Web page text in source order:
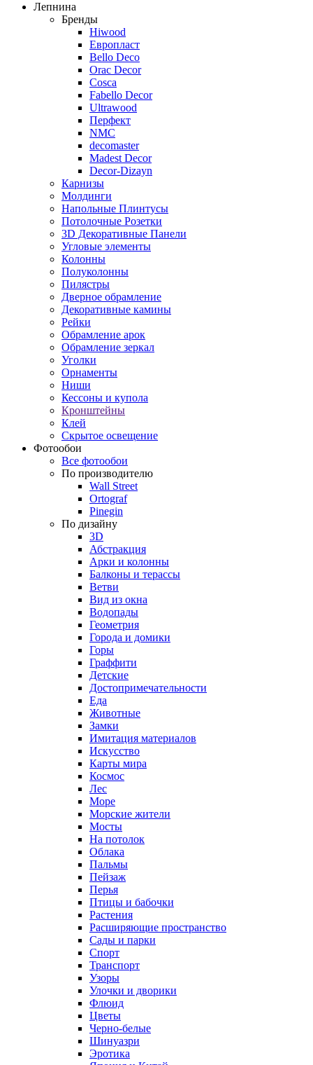
Лепнина
Бренды
Hiwood
Европласт
Bello Deco
Orac Decor
Cosca
Fabello Decor
Ultrawood
Перфект
NMC
decomaster
Madest Decor
Decor-Dizayn
Карнизы
Молдинги
Напольные Плинтусы
Потолочные Розетки
3D Декоративные Панели
Угловые элементы
Колонны
Полуколонны
Пилястры
Дверное обрамление
Декоративные камины
Рейки
Обрамление арок
Обрамление зеркал
Уголки
Орнаменты
Ниши
Кессоны и купола
Кронштейны
Клей
Скрытое освещение
Фотообои
Все фотообои
По производителю
Wall Street
Ortograf
Pinegin
По дизайну
3D
Абстракция
Арки и колонны
Балконы и терассы
Ветви
Вид из окна
Водопады
Геометрия
Города и домики
Горы
Граффити
Детские
Достопримечательности
Еда
Животные
Замки
Имитация материалов
Искусство
Карты мира
Космос
Лес
Море
Морские жители
Мосты
На потолок
Облака
Пальмы
Пейзаж
Перья
Птицы и бабочки
Растения
Расширяющие пространство
Сады и парки
Спорт
Транспорт
Узоры
Улочки и дворики
Флюид
Цветы
Черно-белые
Шинуазри
Эротика